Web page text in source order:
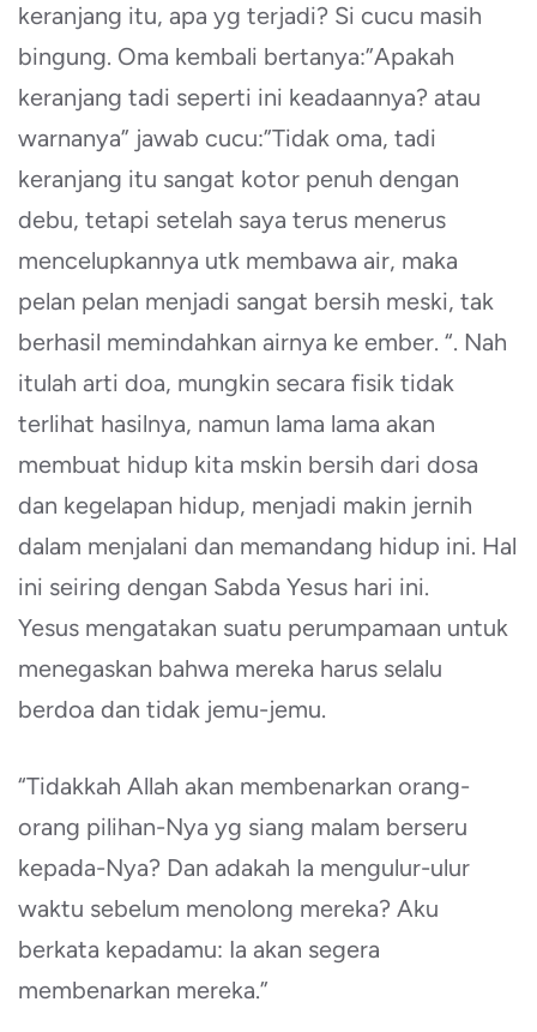
keranjang itu, apa yg terjadi? Si cucu masih
bingung. Oma kembali bertanya:”Apakah
keranjang tadi seperti ini keadaannya? atau
warnanya” jawab cucu:”Tidak oma, tadi
keranjang itu sangat kotor penuh dengan
debu, tetapi setelah saya terus menerus
mencelupkannya utk membawa air, maka
pelan pelan menjadi sangat bersih meski, tak
berhasil memindahkan airnya ke ember. “. Nah
itulah arti doa, mungkin secara fisik tidak
terlihat hasilnya, namun lama lama akan
membuat hidup kita mskin bersih dari dosa
dan kegelapan hidup, menjadi makin jernih
dalam menjalani dan memandang hidup ini. Hal
ini seiring dengan Sabda Yesus hari ini.
Yesus mengatakan suatu perumpamaan untuk
menegaskan bahwa mereka harus selalu
berdoa dan tidak jemu-jemu.
“Tidakkah Allah akan membenarkan orang-
orang pilihan-Nya yg siang malam berseru
kepada-Nya? Dan adakah Ia mengulur-ulur
waktu sebelum menolong mereka? Aku
berkata kepadamu: Ia akan segera
membenarkan mereka.”